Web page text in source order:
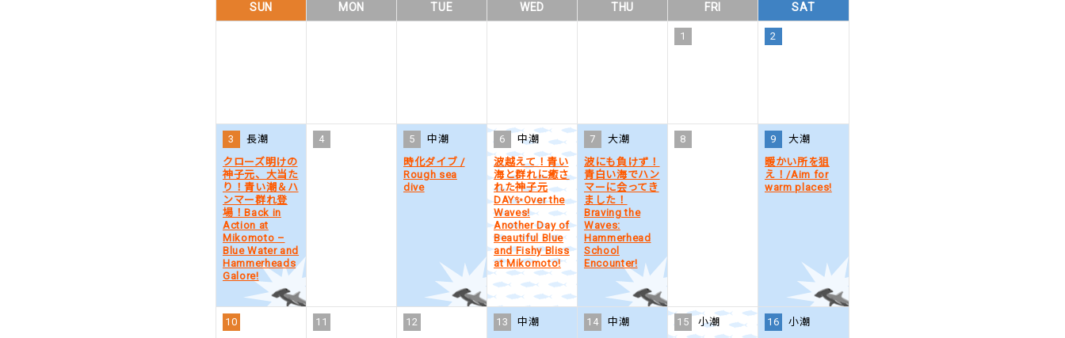
SUN MON TUE WED THU FRI SAT
1 2
3
長潮
クローズ明けの
神子元、大当た
り！青い潮＆ハ
ンマー群れ登
場！Back in
Action at
Mikomoto –
Blue Water and
Hammerheads
Galore!
4 5
中潮
時化ダイブ /
Rough sea
dive
6
中潮
波越えて！青い
海と群れに癒さ
れた神子元
DAY✨Over the
Waves!
Another Day of
Beautiful Blue
and Fishy Bliss
at Mikomoto!
7
大潮
波にも負けず！
青白い海でハン
マーに会ってき
ました！
Braving the
Waves:
Hammerhead
School
Encounter!
8 9
大潮
暖かい所を狙
え！/Aim for
warm places!
10 11 12 13
中潮
14
中潮
15
小潮
16
小潮